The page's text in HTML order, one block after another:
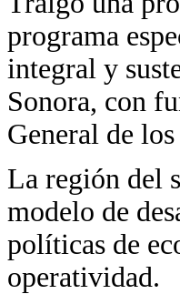
programa
integral y
Sonora, con
General de
La región del
modelo de
políticas de
operatividad.